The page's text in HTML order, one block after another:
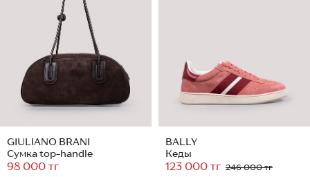
GIULIANO BRANI
Сумка top-handle
98 000 тг
BALLY
Кеды
123 000 тг 246 000 тг